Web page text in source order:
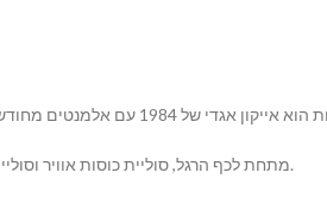
מראה יוקרתי קלאסי ומסוגנן Swooshes. מתחת לכף הרגל, סוליית כוסות אוויר וסוליית גומי משלימות את המראה.